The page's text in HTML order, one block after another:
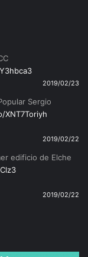
2019/02/23
Sergio
2019/02/22
edificio de Elche
2019/02/22